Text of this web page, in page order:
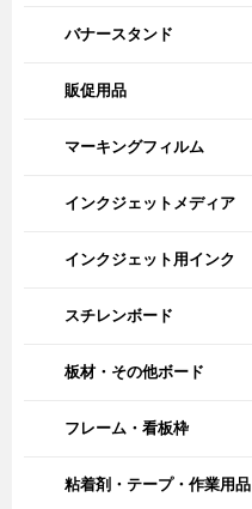
バナースタンド
販促用品
マーキングフィルム
インクジェットメディア
インクジェット用インク
スチレンボード
板材・その他ボード
フレーム・看板枠
粘着剤・テープ・作業用品